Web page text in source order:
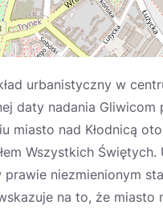
urbanistyczny w
daty nadania Gliwicom
nad Kłodnicą
Wszystkich Świętych.
niezmienionym
na to, że miasto